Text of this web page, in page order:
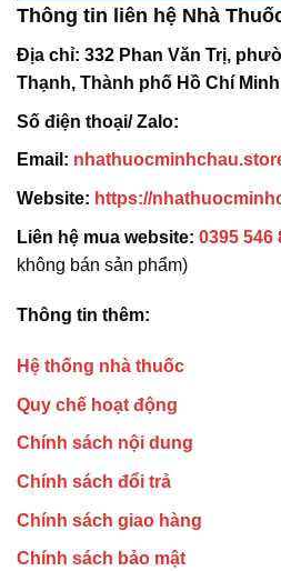
Thông tin liên hệ Nhà
Địa chỉ: 332 Phan Văn Trị,
Thạnh, Thành phố Hồ Chí Minh
Số điện thoại/ Zalo:
Email:
Website: https://
Liên hệ mua website: 0395 546
không bán sản phẩm)
Thông tin thêm:
Hệ thống nhà thuốc
Quy chế hoạt động
Chính sách nội dung
Chính sách đổi trả
Chính sách giao hàng
Chính sách bảo mật